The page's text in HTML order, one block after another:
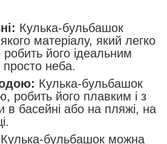
Кулька-бульбашок
матеріалу, який легко
його ідеальним
просто неба.
Кулька-бульбашок
робить його плавким і з
в басейні або на пляжі, на
Кулька-бульбашок можна